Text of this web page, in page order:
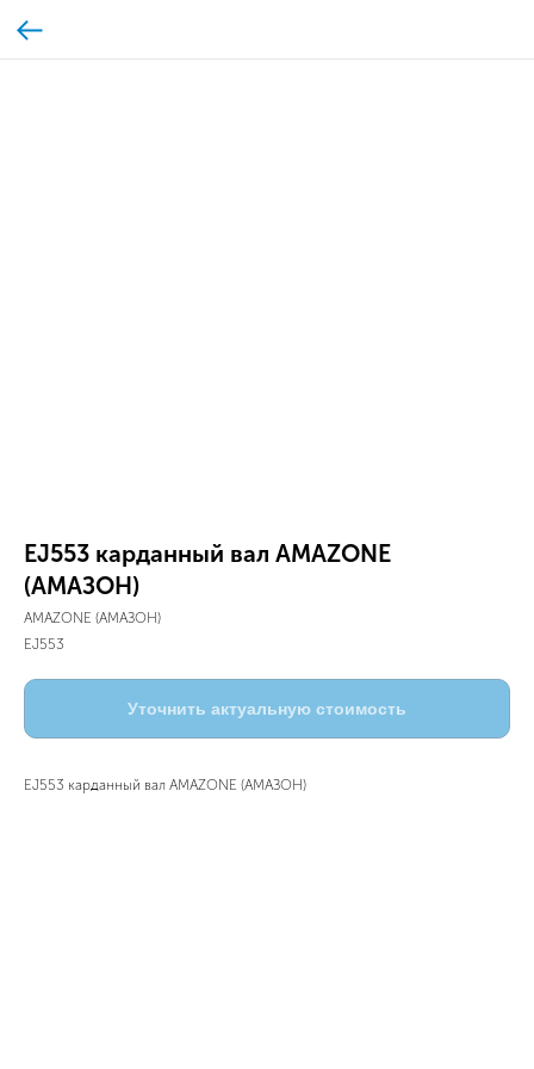
EJ553 карданный вал AMAZONE
(АМАЗОН)
AMAZONE (АМАЗОН)
EJ553
Уточнить актуальную стоимость
EJ553 карданный вал AMAZONE (АМАЗОН)